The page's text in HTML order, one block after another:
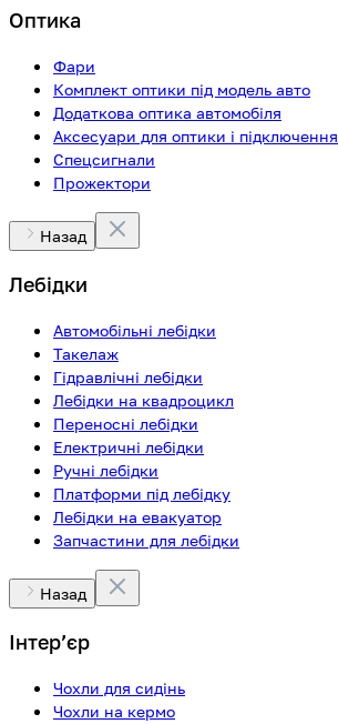
Оптика
Фари
Комплект оптики під модель авто
Додаткова оптика автомобіля
Аксесуари для оптики і підключення
Спецсигнали
Прожектори
Назад
Лебідки
Автомобільні лебідки
Такелаж
Гідравлічні лебідки
Лебідки на квадроцикл
Переносні лебідки
Електричні лебідки
Ручні лебідки
Платформи під лебідку
Лебідки на евакуатор
Запчастини для лебідки
Назад
Інтерʼєр
Чохли для сидінь
Чохли на кермо